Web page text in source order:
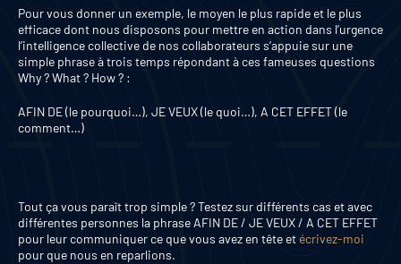
Pour vous donner un exemple, le moyen le plus rapide et le plus
efficace dont nous disposons pour mettre en action dans l’urgence
l’intelligence collective de nos collaborateurs s’appuie sur une
simple phrase à trois temps répondant à ces fameuses questions
Why ? What ? How ? :
AFIN DE (le pourquoi…), JE VEUX (le quoi…), A CET EFFET (le
comment…)
Tout ça vous paraît trop simple ? Testez sur différents cas et avec
différentes personnes la phrase AFIN DE / JE VEUX / A CET EFFET
pour leur communiquer ce que vous avez en tête et écrivez-moi
pour que nous en reparlions.